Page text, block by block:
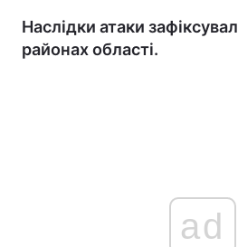
Наслідки атаки
районах області.
ad